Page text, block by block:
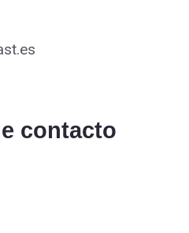
contacto